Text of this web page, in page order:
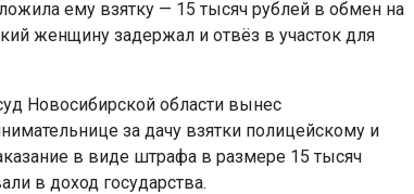
ему взятку — 15 тысяч рублей в обмен на
женщину задержал и отвёз в участок для
Новосибирской области вынес
за дачу взятки полицейскому и
в виде штрафа в размере 15 тысяч
в доход государства.